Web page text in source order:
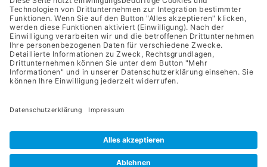
Adresse
Werdauer Str. 1-3
01069 Dresden
Apriva 2026